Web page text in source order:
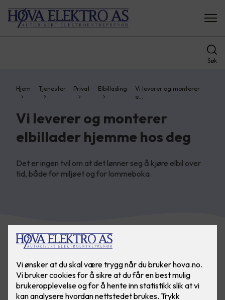
Søk
Hjem Tjenester Privat Elbillading
Vi leverer og monterer
e…
Vi leverer og monterer
elbillader hjemme hos deg
Det er ingen tvil om at det lønner seg å kjøre elbil over
tid, både for miljøet og for lommeboka.